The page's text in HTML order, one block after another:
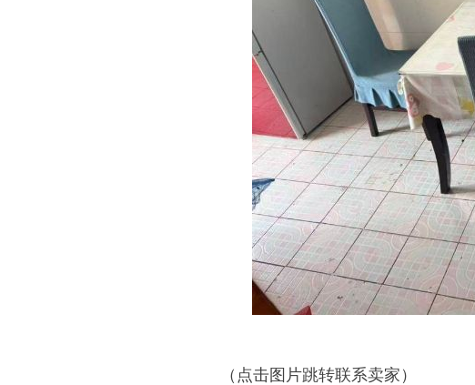
（点击图片跳转联系卖家）